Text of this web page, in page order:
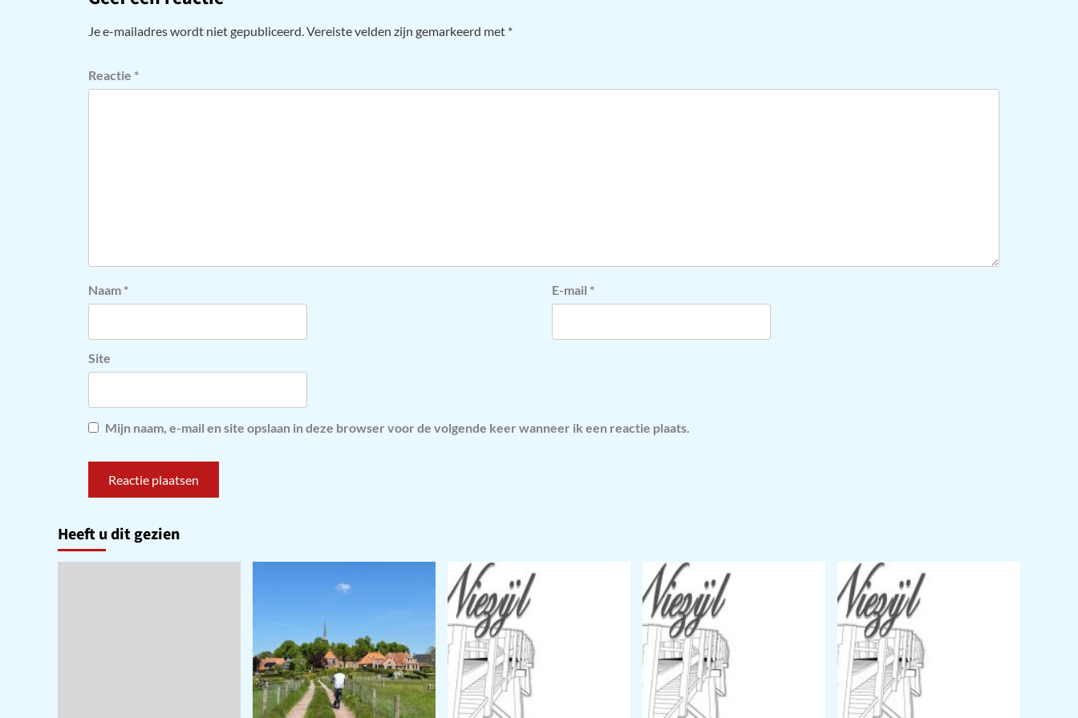
Je e-mailadres wordt niet gepubliceerd. Vereiste velden zijn gemarkeerd met *
Reactie *
Naam * E-mail *
Site
Mijn naam, e-mail en site opslaan in deze browser voor de volgende keer wanneer ik een reactie plaats.
Heeft u dit gezien